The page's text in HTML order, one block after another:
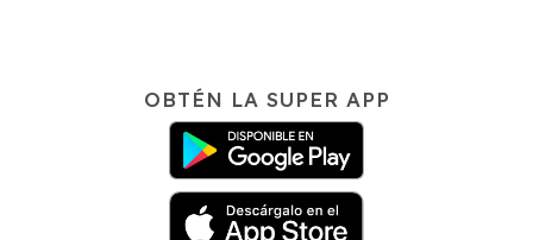
OBTÉN LA SUPER APP